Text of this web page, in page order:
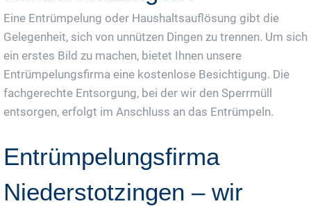
Eine Entrümpelung oder Haushaltsauflösung gibt die
Gelegenheit, sich von unnützen Dingen zu trennen. Um sich
ein erstes Bild zu machen, bietet Ihnen unsere
Entrümpelungsfirma eine kostenlose Besichtigung. Die
fachgerechte Entsorgung, bei der wir den Sperrmüll
entsorgen, erfolgt im Anschluss an das Entrümpeln.
Entrümpelungsfirma
Niederstotzingen – wir